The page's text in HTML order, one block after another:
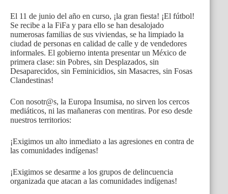
El 11 de junio del año en curso, ¡la gran fiesta! ¡El fútbol!
Se recibe a la FiFa y para ello se han desalojado
numerosas familias de sus viviendas, se ha limpiado la
ciudad de personas en calidad de calle y de vendedores
informales. El gobierno intenta presentar un México de
primera clase: sin Pobres, sin Desplazados, sin
Desaparecidos, sin Feminicidios, sin Masacres, sin Fosas
Clandestinas!
Con nosotr@s, la Europa Insumisa, no sirven los cercos
mediáticos, ni las mañaneras con mentiras. Por eso desde
nuestros territorios:
¡Exigimos un alto inmediato a las agresiones en contra de
las comunidades indígenas!
¡Exigimos se desarme a los grupos de delincuencia
organizada que atacan a las comunidades indígenas!